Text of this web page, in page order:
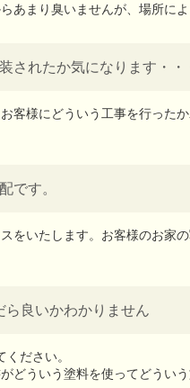
あまり臭いませんが、場所に
されたか気になります・・
客様にどういう工事を行った
です。
をいたします。お客様のお家
ら良いかわかりません
ださい。
どういう塗料を使ってどうい